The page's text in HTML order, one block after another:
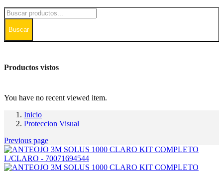
Buscar
Productos vistos
You have no recent viewed item.
Inicio
Proteccion Visual
Previous page